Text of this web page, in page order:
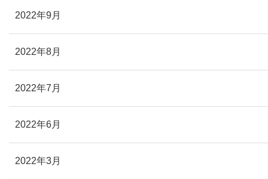
2022年9月
2022年8月
2022年7月
2022年6月
2022年3月